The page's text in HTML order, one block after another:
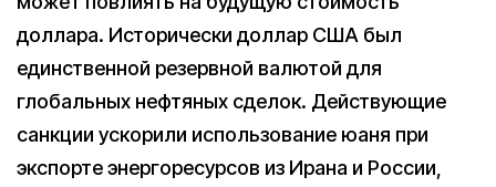
доллара. Исторически доллар США был
единственной резервной валютой для
глобальных нефтяных сделок. Действующие
санкции ускорили использование юаня при
экспорте энергоресурсов из Ирана и России,